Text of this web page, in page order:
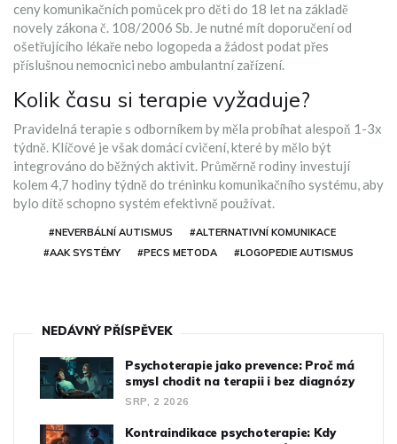
ceny komunikačních pomůcek pro děti do 18 let na základě
novely zákona č. 108/2006 Sb. Je nutné mít doporučení od
ošetřujícího lékaře nebo logopeda a žádost podat přes
příslušnou nemocnici nebo ambulantní zařízení.
Kolik času si terapie vyžaduje?
Pravidelná terapie s odborníkem by měla probíhat alespoň 1-3x
týdně. Klíčové je však domácí cvičení, které by mělo být
integrováno do běžných aktivit. Průměrně rodiny investují
kolem 4,7 hodiny týdně do tréninku komunikačního systému, aby
bylo dítě schopno systém efektivně používat.
#NEVERBÁLNÍ AUTISMUS
#ALTERNATIVNÍ KOMUNIKACE
#AAK SYSTÉMY
#PECS METODA #LOGOPEDIE AUTISMUS
NEDÁVNÝ PŘÍSPĚVEK
Psychoterapie jako prevence: Proč má
smysl chodit na terapii i bez diagnózy
SRP, 2 2026
Kontraindikace psychoterapie: Kdy